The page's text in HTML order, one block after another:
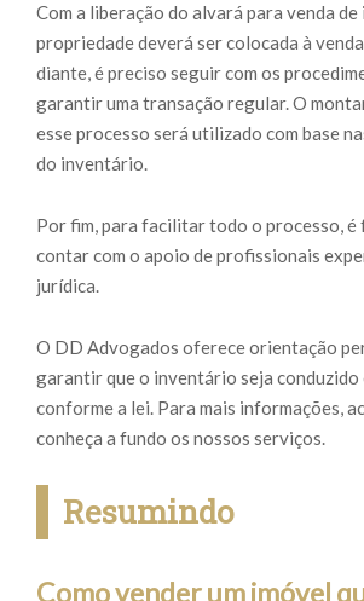
Com a liberação do alvará para venda de
propriedade deverá ser colocada à
diante, é preciso seguir com os
garantir uma transação regular. O
esse processo será utilizado com base
do inventário.
Por fim, para facilitar todo o processo, é
contar com o apoio de profissionais
jurídica.
O DD Advogados oferece orientação
garantir que o inventário seja
conforme a lei. Para mais informações,
conheça a fundo os nossos serviços.
Resumindo
Como vender um imóvel